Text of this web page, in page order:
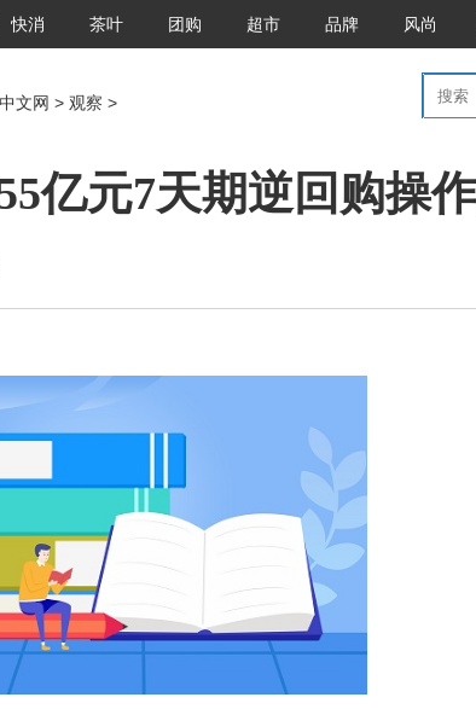
快消 茶叶 团购 超市 品牌 风尚
文网 > 观察 >
亿元7天期逆回购操